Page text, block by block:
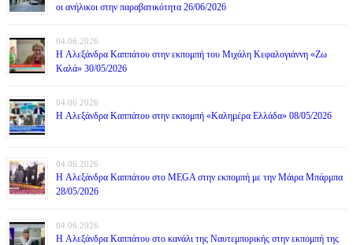
οι ανήλικοι στην παραβατικότητα 26/06/2026
04.06.2026
H Αλεξάνδρα Καππάτου στην εκπομπή του Μιχάλη Κεφαλογιάννη «Ζω
Καλά» 30/05/2026
04.06.2026
H Αλεξάνδρα Καππάτου στην εκπομπή «Καλημέρα Ελλάδα» 08/05/2026
04.06.2026
H Αλεξάνδρα Καππάτου στο MEGA στην εκπομπή με την Μάιρα Mπάρμπα
28/05/2026
04.06.2026
H Αλεξάνδρα Καππάτου στο κανάλι της Ναυτεμπορικής στην εκπομπή της